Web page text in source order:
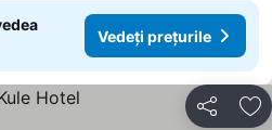
Vedeți prețurile
Distribuiți